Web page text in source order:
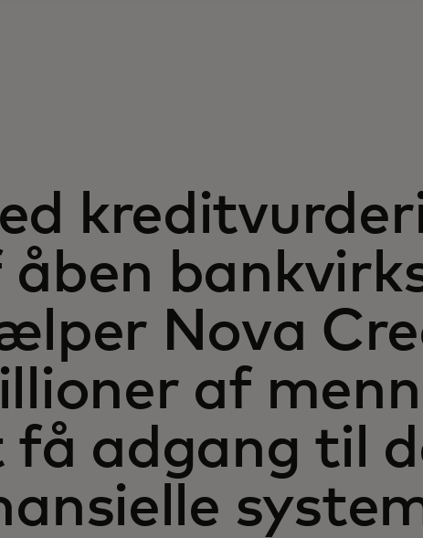
åben
Nova
af
få adgang til